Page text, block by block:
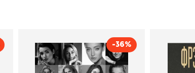
-36%
Сила Instagram. Простой
Как